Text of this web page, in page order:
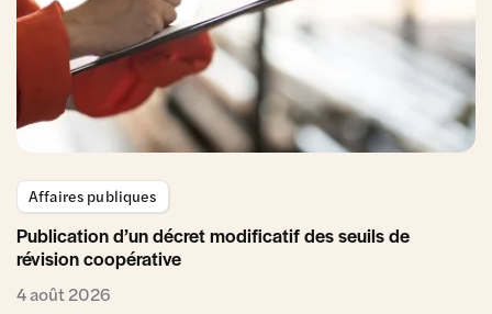
Affaires publiques
Publication d’un décret modificatif des seuils de
révision coopérative
4 août 2026